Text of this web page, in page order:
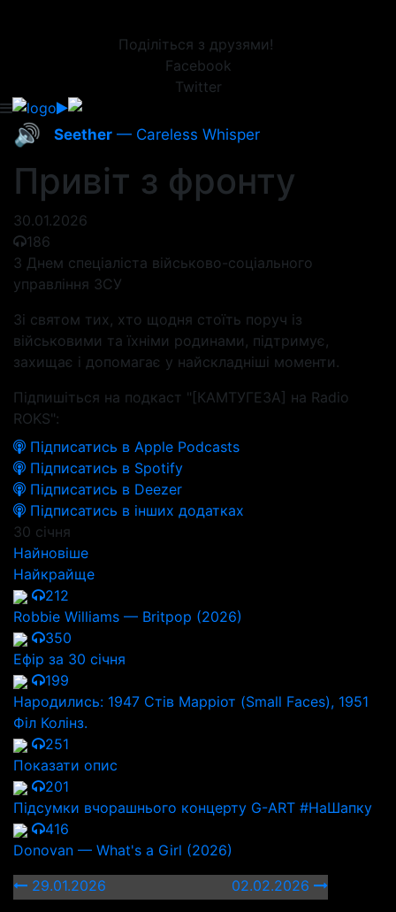
Поділіться з друзями!
Facebook
Twitter
🔊 Seether — Careless Whisper
Привіт з фронту
30.01.2026
186
З Днем спеціаліста військово-соціального
управління ЗСУ
Зі святом тих, хто щодня стоїть поруч із
військовими та їхніми родинами, підтримує,
захищає і допомагає у найскладніші моменти.
Підпишіться на подкаст "[КАМТУГЕЗА] на Radio
ROKS":
Підписатись в Apple Podcasts
Підписатись в Spotify
Підписатись в Deezer
Підписатись в інших додатках
30 січня
Найновіше
Найкрайще
212
Robbie Williams — Britpop (2026)
350
Ефір за 30 січня
199
Народились: 1947 Стів Марріот (Small Faces), 1951
Філ Колінз.
251
Показати опис
201
Підсумки вчорашнього концерту G-ART #НаШапку
416
Donovan — What's a Girl (2026)
29.01.2026
02.02.2026